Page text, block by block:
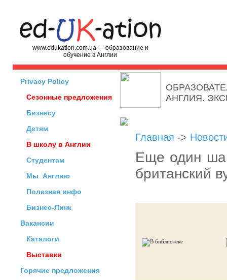
www.edukation.com.ua — образование и
обучение в Англии
Privacy Policy
Сезонные предложения
Бизнесу
Детям
В школу в Англии
Студентам
Мы Англию
Полезная инфо
Бизнес-Линк
Вакансии
Каталоги
Выставки
Горячие предложения
АНГЛИЯ.
Главная ->
Еще один
британский